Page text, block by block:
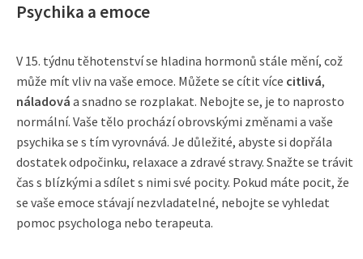
Psychika a emoce
V 15. týdnu těhotenství se hladina hormonů stále mění, což
může mít vliv na vaše emoce. Můžete se cítit více citlivá,
náladová a snadno se rozplakat. Nebojte se, je to naprosto
normální. Vaše tělo prochází obrovskými změnami a vaše
psychika se s tím vyrovnává. Je důležité, abyste si dopřála
dostatek odpočinku, relaxace a zdravé stravy. Snažte se trávit
čas s blízkými a sdílet s nimi své pocity. Pokud máte pocit, že
se vaše emoce stávají nezvladatelné, nebojte se vyhledat
pomoc psychologa nebo terapeuta.